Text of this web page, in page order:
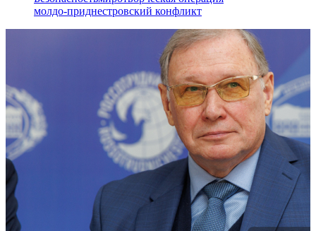
молдо-приднестровский конфликт